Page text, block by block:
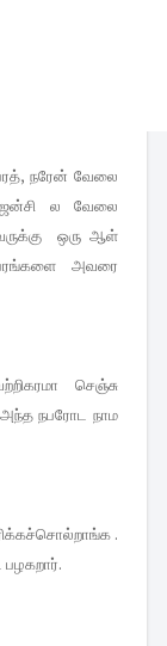
நரேன் வேலை
ல வேலை
ஒரு ஆள்
அவரை
செஞ்சு
அந்த நபரோட நாம
.